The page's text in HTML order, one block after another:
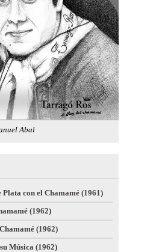
Abal
Plata con el Chamamé (1961)
(1962)
(1962)
Música (1962)